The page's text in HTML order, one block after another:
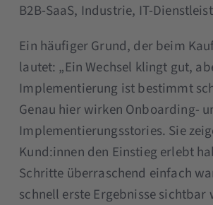
B2B-SaaS, Industrie, IT-
Ein häufiger Grund, der beim
lautet: „Ein Wechsel klingt gut,
Implementierung ist bestimmt
Genau hier wirken Onboarding-
Implementierungsstories. Sie
Kund:innen den Einstieg erlebt
Schritte überraschend einfach
schnell erste Ergebnisse sichtbar